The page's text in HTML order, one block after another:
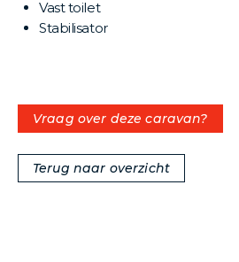
Vast toilet
Stabilisator
Vraag over deze caravan?
Terug naar overzicht